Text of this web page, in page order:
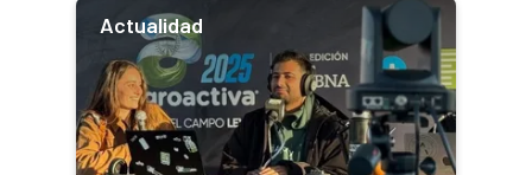
Actualidad